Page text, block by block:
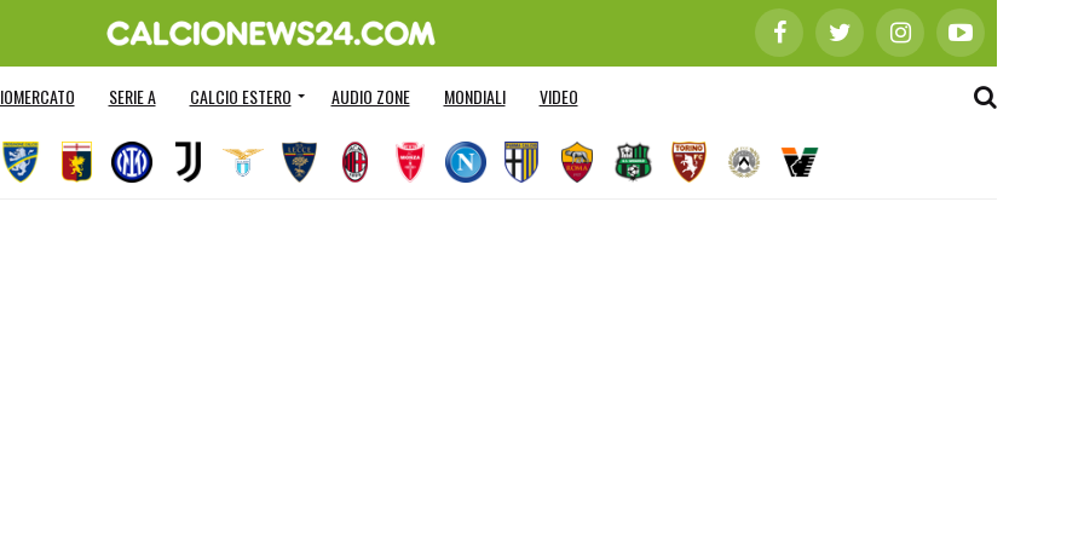
SERIE A CALCIO ESTERO AUDIO ZONE MONDIALI VIDEO